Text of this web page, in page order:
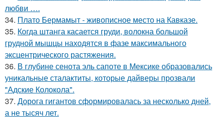
любви ….
34. Плато Бермамыт - живописное место на Кавказе.
35. Когда штанга касается груди, волокна большой
грудной мышцы находятся в фазе максимального
эксцентрического растяжения.
36. В глубине сенота эль сапоте в Мексике образовались
уникальные сталактиты, которые дайверы прозвали
"Адские Колокола".
37. Дорога гигантов сформировалась за несколько дней,
а не тысяч лет.